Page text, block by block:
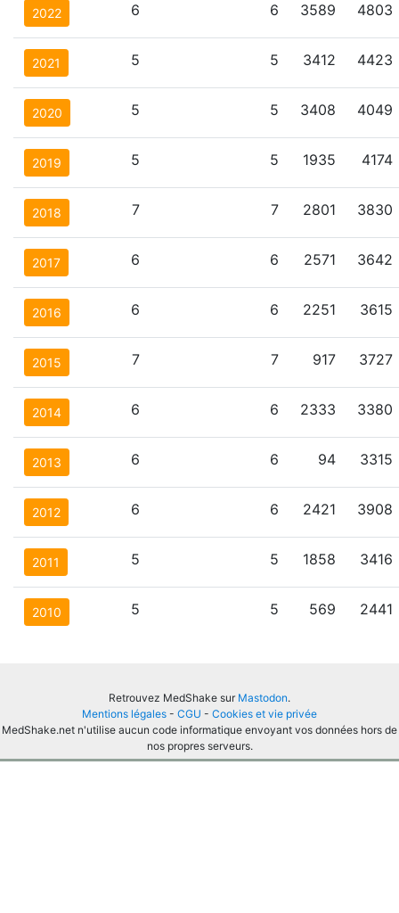
2022 6 6 3589 4803
2021 5 5 3412 4423
2020 5 5 3408 4049
2019 5 5 1935 4174
2018 7 7 2801 3830
2017 6 6 2571 3642
2016 6 6 2251 3615
2015 7 7 917 3727
2014 6 6 2333 3380
2013 6 6 94 3315
2012 6 6 2421 3908
2011 5 5 1858 3416
2010 5 5 569 2441
Retrouvez MedShake sur Mastodon.
Mentions légales - CGU - Cookies et vie privée
MedShake.net n'utilise aucun code informatique envoyant vos données hors de
nos propres serveurs.